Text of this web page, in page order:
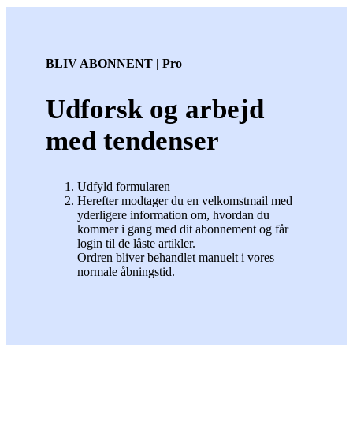
BLIV ABONNENT | Pro
Udforsk og arbejd
med tendenser
Udfyld formularen
Herefter modtager du en velkomstmail med
yderligere information om, hvordan du
kommer i gang med dit abonnement og får
login til de låste artikler.
Ordren bliver behandlet manuelt i vores
normale åbningstid.